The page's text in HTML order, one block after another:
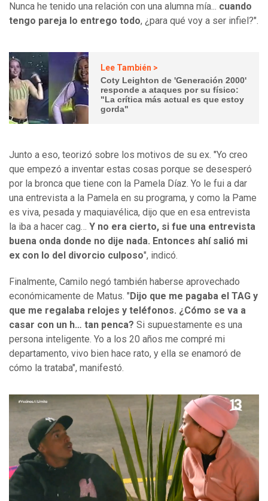
Nunca he tenido una relación con una alumna mía... cuando
tengo pareja lo entrego todo, ¿para qué voy a ser infiel?".
Lee También >
Coty Leighton de 'Generación 2000'
responde a ataques por su físico:
"La crítica más actual es que estoy
gorda"
Junto a eso, teorizó sobre los motivos de su ex. "Yo creo
que empezó a inventar estas cosas porque se desesperó
por la bronca que tiene con la Pamela Díaz. Yo le fui a dar
una entrevista a la Pamela en su programa, y como la Pame
es viva, pesada y maquiavélica, dijo que en esa entrevista
la iba a hacer cag… Y no era cierto, si fue una entrevista
buena onda donde no dije nada. Entonces ahí salió mi
ex con lo del divorcio culposo", indicó.
Finalmente, Camilo negó también haberse aprovechado
económicamente de Matus. "Dijo que me pagaba el TAG y
que me regalaba relojes y teléfonos. ¿Cómo se va a
casar con un h… tan penca? Si supuestamente es una
persona inteligente. Yo a los 20 años me compré mi
departamento, vivo bien hace rato, y ella se enamoró de
cómo la trataba", manifestó.